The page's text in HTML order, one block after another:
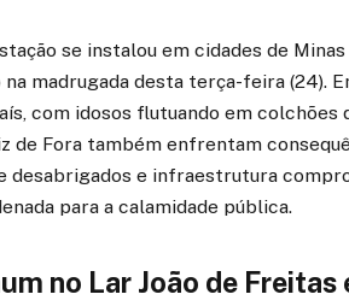
se instalou em cidades de
madrugada desta terça-feira (24).
com idosos flutuando em colchões
de Fora também enfrentam
desabrigados e infraestrutura
para a calamidade pública.
no Lar João de Freitas